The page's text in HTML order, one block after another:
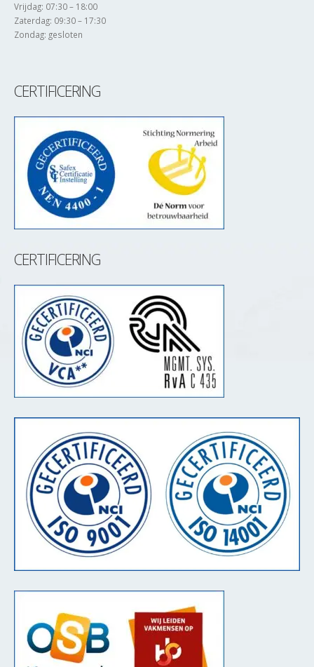
Vrijdag: 07:30 – 18:00
Zaterdag: 09:30 – 17:30
Zondag: gesloten
CERTIFICERING
CERTIFICERING